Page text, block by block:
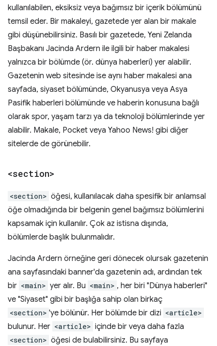
kullanılabilen, eksiksiz veya bağımsız bir içerik bölümünü
temsil eder. Bir makaleyi, gazetede yer alan bir makale
gibi düşünebilirsiniz. Basılı bir gazetede, Yeni Zelanda
Başbakanı Jacinda Ardern ile ilgili bir haber makalesi
yalnızca bir bölümde (ör. dünya haberleri) yer alabilir.
Gazetenin web sitesinde ise aynı haber makalesi ana
sayfada, siyaset bölümünde, Okyanusya veya Asya
Pasifik haberleri bölümünde ve haberin konusuna bağlı
olarak spor, yaşam tarzı ya da teknoloji bölümlerinde yer
alabilir. Makale, Pocket veya Yahoo News! gibi diğer
sitelerde de görünebilir.
<section>
<section> öğesi, kullanılacak daha spesifik bir anlamsal
öğe olmadığında bir belgenin genel bağımsız bölümlerini
kapsamak için kullanılır. Çok az istisna dışında,
bölümlerde başlık bulunmalıdır.
Jacinda Ardern örneğine geri dönecek olursak gazetenin
ana sayfasındaki banner'da gazetenin adı, ardından tek
bir <main> yer alır. Bu <main> , her biri "Dünya haberleri"
ve "Siyaset" gibi bir başlığa sahip olan birkaç
<section> 'ye bölünür. Her bölümde bir dizi <article>
bulunur. Her <article> içinde bir veya daha fazla
<section> öğesi de bulabilirsiniz. Bu sayfaya